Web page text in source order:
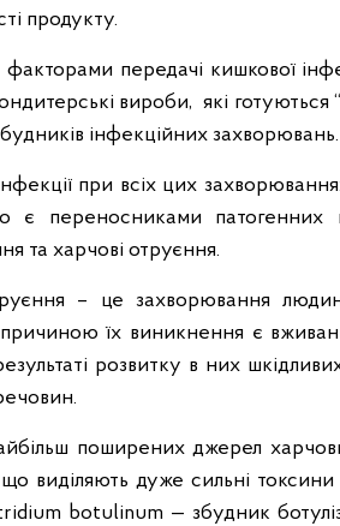
продукту.
факторами передачі кишкової
вироби, які
інфекційних захворювань.
при всіх цих
є переносниками патогенних
та харчові отруєння.
– це захворювання
їх виникнення є
розвитку в них
поширених джерел
виділяють дуже сильні
botulinum — збудник